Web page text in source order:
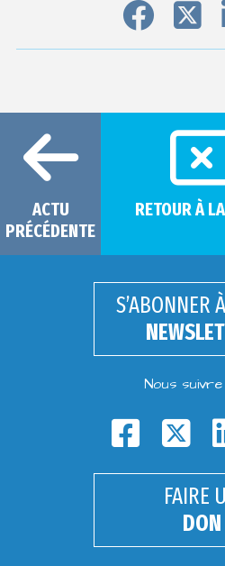
ACTU
PRÉCÉDENTE
RETOUR À
S’ABONNER
Nous
FAIRE
DON